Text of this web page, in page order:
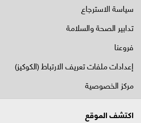
سياسة الاسترجاع
تدابير الصحة والسلامة
فروعنا
إعدادات ملفات تعريف الارتباط (الكوكيز)
مركز الخصوصية
اكتشف الموقع